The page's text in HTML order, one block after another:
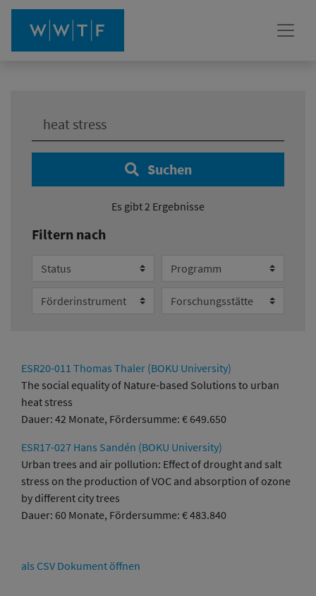
Suchen
Es gibt 2 Ergebnisse
Filtern nach
Status Programm
Förderinstrument Forschungsstätte
ESR20-011 Thomas Thaler (BOKU University)
The social equality of Nature-based Solutions to urban
heat stress
Dauer: 42 Monate, Fördersumme: € 649.650
ESR17-027 Hans Sandén (BOKU University)
Urban trees and air pollution: Effect of drought and salt
stress on the production of VOC and absorption of ozone
by different city trees
Dauer: 60 Monate, Fördersumme: € 483.840
als CSV Dokument öffnen